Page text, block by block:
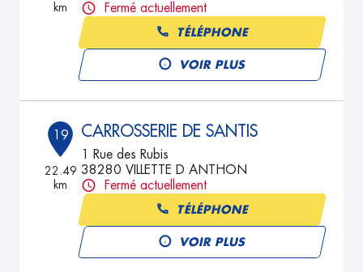
km
Fermé actuellement
TÉLÉPHONE
VOIR PLUS
19
22.49
km
CARROSSERIE DE SANTIS
1 Rue des Rubis
38280 VILLETTE D ANTHON
Fermé actuellement
TÉLÉPHONE
VOIR PLUS